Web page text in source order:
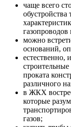
чаще всего
газопроводов
можно
оснований,
естественно,
проката
различного
в ЖКХ
которые
газов;